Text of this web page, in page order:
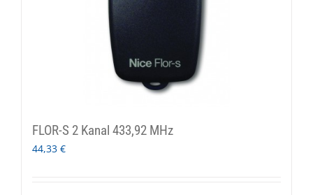
FLOR-S 2 Kanal 433,92 MHz
44,33 €